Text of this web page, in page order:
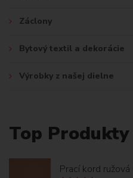
Záclony
Bytový textil a dekorácie
Výrobky z našej dielne
Top Produkty
Prací kord ružová